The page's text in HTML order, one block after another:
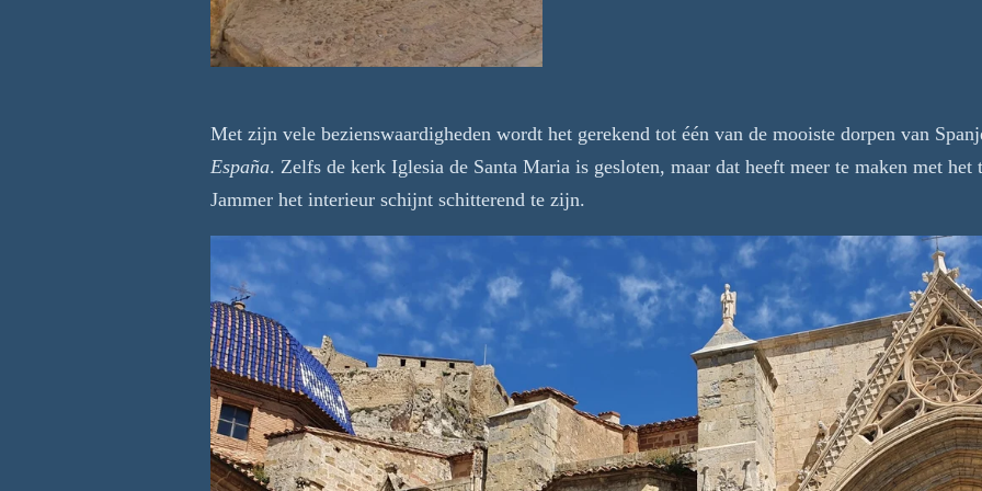
Met zijn vele bezienswaardigheden wordt het gerekend tot één van de mooiste dorpen van
España. Zelfs de kerk Iglesia de Santa Maria is gesloten, maar dat heeft meer te maken met
Jammer het interieur schijnt schitterend te zijn.